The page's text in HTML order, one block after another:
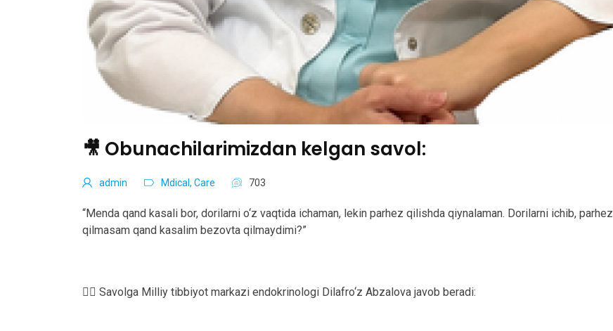
🎥 Obunachilarimizdan kelgan savol:
admin Mdical, Care 703
“Menda qand kasali bor, dorilarni o‘z vaqtida ichaman, lekin parhez qilishda qiynalaman. Dorilarni ichib, parhez
qilmasam qand kasalim bezovta qilmaydimi?”
👩‍⚕️ Savolga Milliy tibbiyot markazi endokrinologi Dilafro‘z Abzalova javob beradi: